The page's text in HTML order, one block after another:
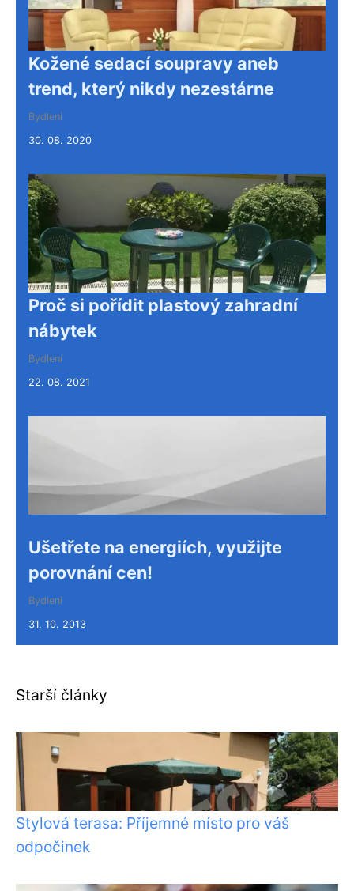
Kožené sedací soupravy aneb
trend, který nikdy nezestárne
Bydlení
30. 08. 2020
Proč si pořídit plastový zahradní
nábytek
Bydlení
22. 08. 2021
Ušetřete na energiích, využijte
porovnání cen!
Bydlení
31. 10. 2013
Starší články
Stylová terasa: Příjemné místo pro váš
odpočinek